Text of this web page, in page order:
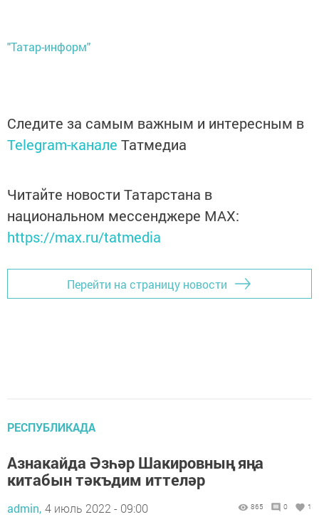
"Татар-информ"
Следите за самым важным и интересным в
Telegram-канале Татмедиа
Читайте новости Татарстана в
национальном мессенджере MАХ:
https://max.ru/tatmedia
Перейти на страницу новости
РЕСПУБЛИКАДА
Азнакайда Әзһәр Шакировның яңа
китабын тәкъдим иттеләр
admin, 4 июль 2022 - 09:00 865 0 1